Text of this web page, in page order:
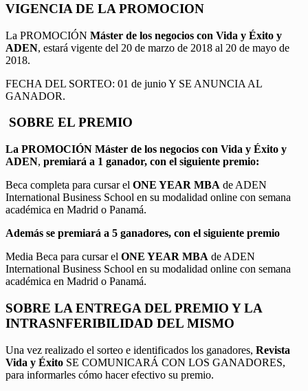
VIGENCIA DE LA PROMOCION
La PROMOCIÓN Máster de los negocios con Vida y Éxito y
ADEN, estará vigente del 20 de marzo de 2018 al 20 de mayo de
2018.
FECHA DEL SORTEO: 01 de junio Y SE ANUNCIA AL
GANADOR.
SOBRE EL PREMIO
La PROMOCIÓN Máster de los negocios con Vida y Éxito y
ADEN, premiará a 1 ganador, con el siguiente premio:
Beca completa para cursar el ONE YEAR MBA de ADEN
International Business School en su modalidad online con semana
académica en Madrid o Panamá.
Además se premiará a 5 ganadores, con el siguiente premio
Media Beca para cursar el ONE YEAR MBA de ADEN
International Business School en su modalidad online con semana
académica en Madrid o Panamá.
SOBRE LA ENTREGA DEL PREMIO Y LA
INTRASNFERIBILIDAD DEL MISMO
Una vez realizado el sorteo e identificados los ganadores, Revista
Vida y Éxito SE COMUNICARÁ CON LOS GANADORES,
para informarles cómo hacer efectivo su premio.